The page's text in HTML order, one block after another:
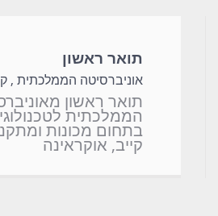
תואר ראשון
אוניברסיטה הממלכתית ,
תואר ראשון
הממלכתית
בתחום מכונות
קייב, אוקראינה